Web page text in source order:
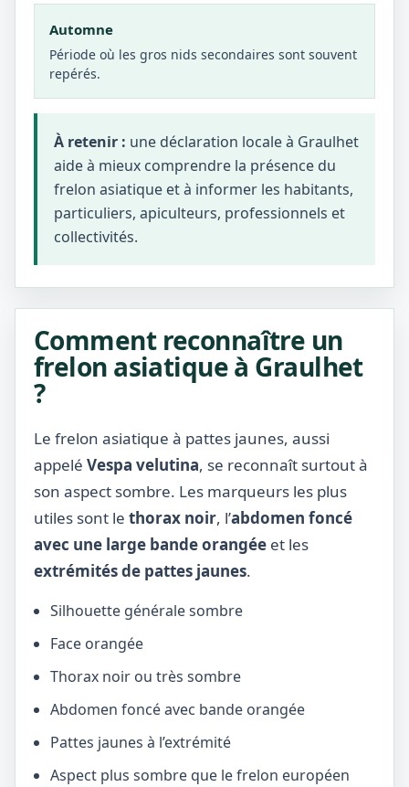
Automne
Période où les gros nids secondaires sont souvent
repérés.
À retenir : une déclaration locale à Graulhet
aide à mieux comprendre la présence du
frelon asiatique et à informer les habitants,
particuliers, apiculteurs, professionnels et
collectivités.
Comment reconnaître un
frelon asiatique à Graulhet
?
Le frelon asiatique à pattes jaunes, aussi
appelé Vespa velutina, se reconnaît surtout à
son aspect sombre. Les marqueurs les plus
utiles sont le thorax noir, l’abdomen foncé
avec une large bande orangée et les
extrémités de pattes jaunes.
Silhouette générale sombre
Face orangée
Thorax noir ou très sombre
Abdomen foncé avec bande orangée
Pattes jaunes à l’extrémité
Aspect plus sombre que le frelon européen